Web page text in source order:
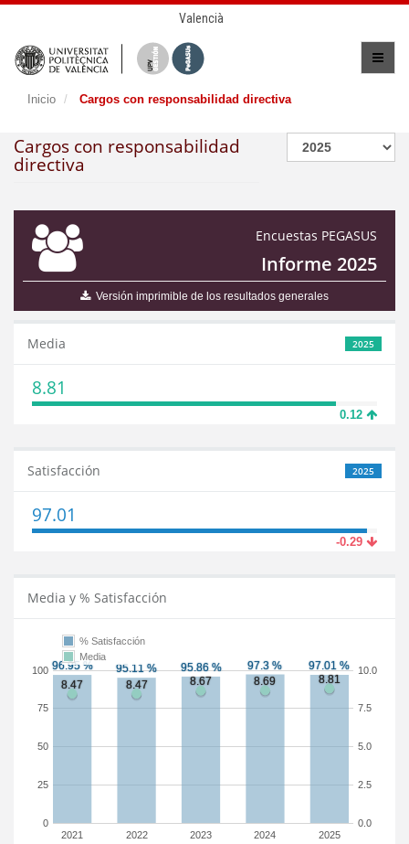
Valencià
Inicio Cargos con responsabilidad directiva
Cargos con responsabilidad
directiva
Encuestas PEGASUS
Informe 2025
Versión imprimible de los resultados generales
2025
Media
8.81
0.12
2025
Satisfacción
97.01
-0.29
Media y % Satisfacción
2021 2022 2023 2024 2025
0
25
50
75
100
0.0
2.5
5.0
7.5
10.0
% Satisfacción
Media